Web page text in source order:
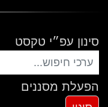
סינון עפ״י טקסט
הפעלת מסננים